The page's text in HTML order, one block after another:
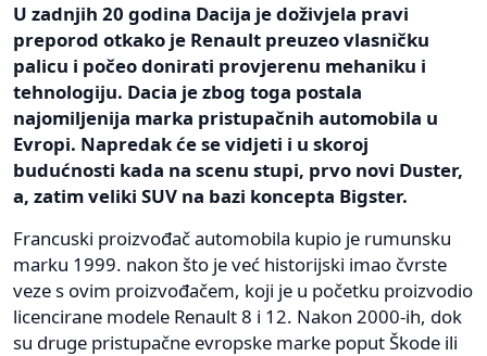
U zadnjih 20 godina Dacija je doživjela pravi
preporod otkako je Renault preuzeo vlasničku
palicu i počeo donirati provjerenu mehaniku i
tehnologiju. Dacia je zbog toga postala
najomiljenija marka pristupačnih automobila u
Evropi. Napredak će se vidjeti i u skoroj
budućnosti kada na scenu stupi, prvo novi Duster,
a, zatim veliki SUV na bazi koncepta Bigster.
Francuski proizvođač automobila kupio je rumunsku
marku 1999. nakon što je već historijski imao čvrste
veze s ovim proizvođačem, koji je u početku proizvodio
licencirane modele Renault 8 i 12. Nakon 2000-ih, dok
su druge pristupačne evropske marke poput Škode ili